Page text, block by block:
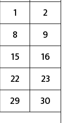
1
2
8
9
15
16
22
23
29
30